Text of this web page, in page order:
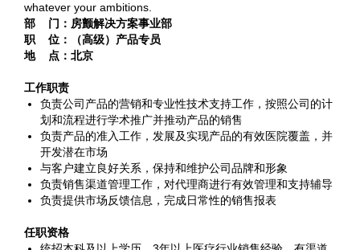
whatever your ambitions.
部 门：房颤解决方案事业部
职 位：（高级）产品专员
地 点：北京
工作职责
负责公司产品的营销和专业性技术支持工作，按照公司的计
划和流程进行学术推广并推动产品的销售
负责产品的准入工作，发展及实现产品的有效医院覆盖，并
开发潜在市场
与客户建立良好关系，保持和维护公司品牌和形象
负责销售渠道管理工作，对代理商进行有效管理和支持辅导
负责提供市场反馈信息，完成日常性的销售报表
任职资格